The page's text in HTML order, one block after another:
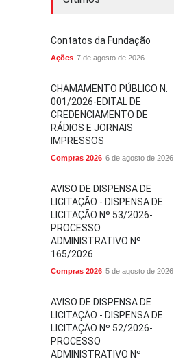
Contatos da Fundação
Ações 7 de agosto de 2026
CHAMAMENTO PÚBLICO N.
001/2026-EDITAL DE
CREDENCIAMENTO DE
RÁDIOS E JORNAIS
IMPRESSOS
Compras 2026 6 de agosto de 2026
AVISO DE DISPENSA DE
LICITAÇÃO - DISPENSA DE
LICITAÇÃO Nº 53/2026-
PROCESSO
ADMINISTRATIVO Nº
165/2026
Compras 2026 5 de agosto de 2026
AVISO DE DISPENSA DE
LICITAÇÃO - DISPENSA DE
LICITAÇÃO Nº 52/2026-
PROCESSO
ADMINISTRATIVO Nº